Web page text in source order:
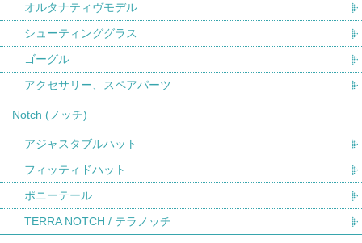
オルタナティヴモデル
シューティンググラス
ゴーグル
アクセサリー、スペアパーツ
Notch (ノッチ)
アジャスタブルハット
フィッティドハット
ポニーテール
TERRA NOTCH / テラノッチ